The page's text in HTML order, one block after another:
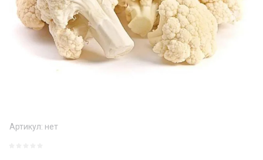
Артикул: нет